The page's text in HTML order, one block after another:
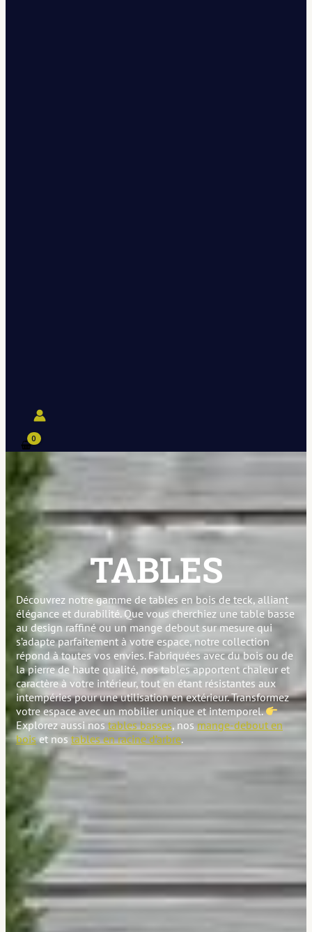
TABLES
Découvrez notre gamme de tables en bois de teck, alliant
élégance et durabilité. Que vous cherchiez une table basse
au design raffiné ou un mange debout sur mesure qui
s’adapte parfaitement à votre espace, notre collection
répond à toutes vos envies. Fabriquées avec du bois ou de
la pierre de haute qualité, nos tables apportent chaleur et
caractère à votre intérieur, tout en étant résistantes aux
intempéries pour une utilisation en extérieur. Transformez
votre espace avec un mobilier unique et intemporel.
Explorez aussi nos tables basses, nos mange-debout en
boiset nos tables en racine d’arbre.